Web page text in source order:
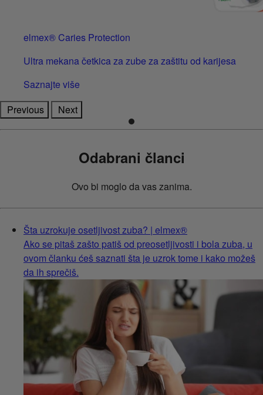
elmex® Caries Protection
Ultra mekana četkica za zube za zaštitu od karijesa
Saznajte više
Previous
Next
Odabrani članci
Ovo bi moglo da vas zanima.
Šta uzrokuje osetljivost zuba? | elmex®
Ako se pitaš zašto patiš od preosetljivosti i bola zuba, u
ovom članku ćeš saznati šta je uzrok tome i kako možeš
da ih sprečiš.